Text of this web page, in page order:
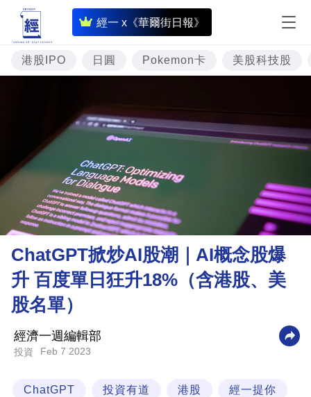
經一 x《華爾街日報》
即
時
財
經
題
資
樓
市
理
財
商
科
技
港股IPO 日圓 Pokemon卡 美股科技股
ChatGPT掀炒AI股潮｜AI概念股爆
升 百度單日狂升18%（含港股、美
股名單）
經濟一週編輯部
投資 Feb 7 2023
ChatGPT 投資有道 港股 經一提你